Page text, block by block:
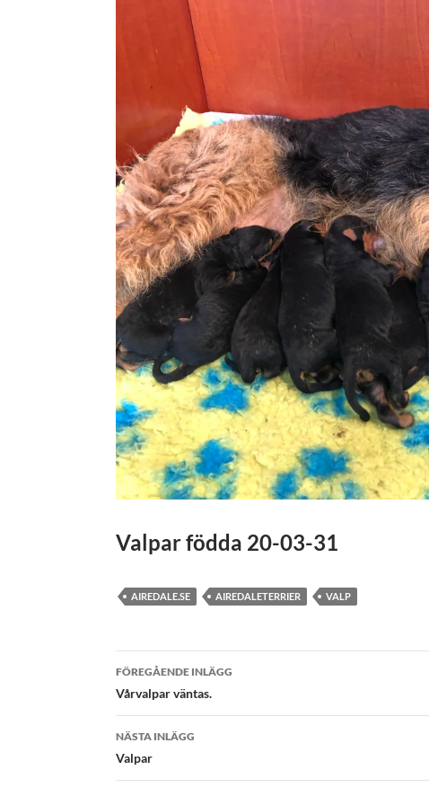
Valpar födda 20-03-31
AIREDALE.SE AIREDALETERRIER VALP
Inläggsnavigering
FÖREGÅENDE INLÄGG
Vårvalpar väntas.
NÄSTA INLÄGG
Valpar